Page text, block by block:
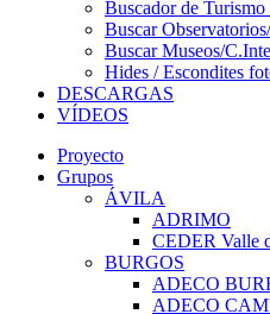
Buscador de
Buscar
Buscar Museos/
Hides / Escondites
DESCARGAS
VÍDEOS
Proyecto
Grupos
ÁVILA
ADRIMO
CEDER Valle
BURGOS
ADECO
ADECO